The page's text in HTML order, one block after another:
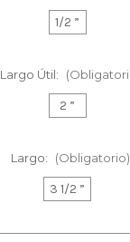
1/2 ”
Largo Útil:
2 ”
Largo: (Obligatorio)
3 1/2 ”